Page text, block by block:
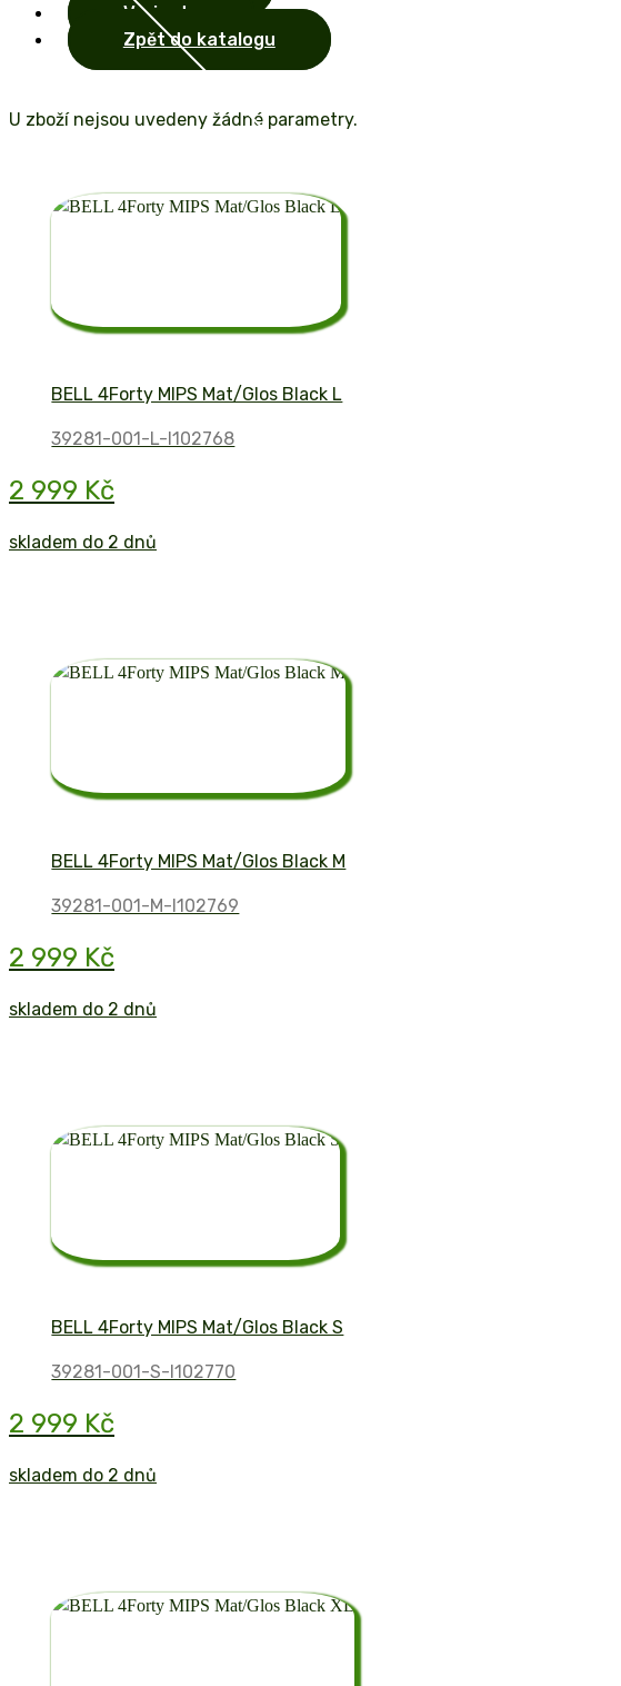
Varianty
Zpět do katalogu
U zboží nejsou uvedeny žádné parametry.
BELL 4Forty MIPS Mat/Glos Black L
39281-001-L-I102768
2 999 Kč
skladem do 2 dnů
BELL 4Forty MIPS Mat/Glos Black M
39281-001-M-I102769
2 999 Kč
skladem do 2 dnů
BELL 4Forty MIPS Mat/Glos Black S
39281-001-S-I102770
2 999 Kč
skladem do 2 dnů